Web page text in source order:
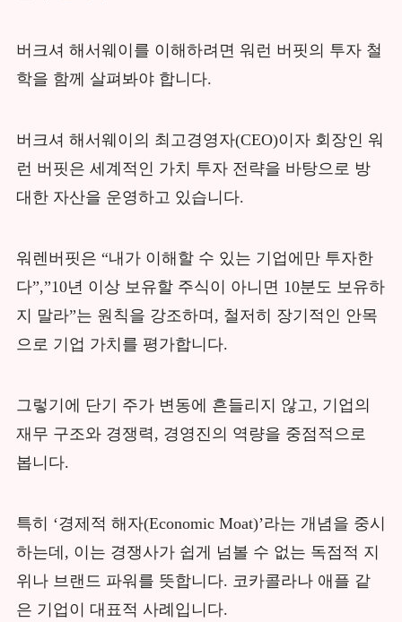
버크셔 해서웨이를 이해하려면 워런 버핏의 투자 철
학을 함께 살펴봐야 합니다.
버크셔 해서웨이의 최고경영자(CEO)이자 회장인 워
런 버핏은 세계적인 가치 투자 전략을 바탕으로 방
대한 자산을 운영하고 있습니다.
워렌버핏은 “내가 이해할 수 있는 기업에만 투자한
다”,”10년 이상 보유할 주식이 아니면 10분도 보유하
지 말라”는 원칙을 강조하며, 철저히 장기적인 안목
으로 기업 가치를 평가합니다.
그렇기에 단기 주가 변동에 흔들리지 않고, 기업의
재무 구조와 경쟁력, 경영진의 역량을 중점적으로
봅니다.
특히 ‘경제적 해자(Economic Moat)’라는 개념을 중시
하는데, 이는 경쟁사가 쉽게 넘볼 수 없는 독점적 지
위나 브랜드 파워를 뜻합니다. 코카콜라나 애플 같
은 기업이 대표적 사례입니다.